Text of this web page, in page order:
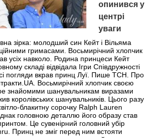
опинився у
центрі
уваги
зірка: молодший син Кейт і Вільяма
гримасами. Восьмирічний хлопчик
усіх навколо. Родина принцеси Кейт
складі відвідала Ігри Співдружності
погляди вкрав принц Луї. Пише ТСН. Про
Восьмирічний хлопчик своєю
знайомими шанувальникам виразами
королівських шанувальників. Цього разу
блакитну сорочку Ralph Lauren
головною деталлю його образу став
Це сувенірний головний убір
Принц не зміг перед ним встояти